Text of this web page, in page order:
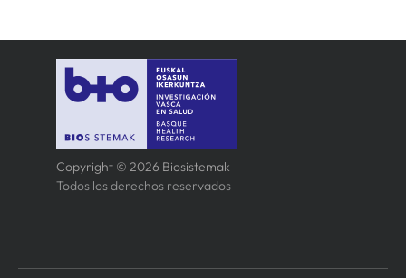
Copyright © 2026 Biosistemak
Todos los derechos reservados